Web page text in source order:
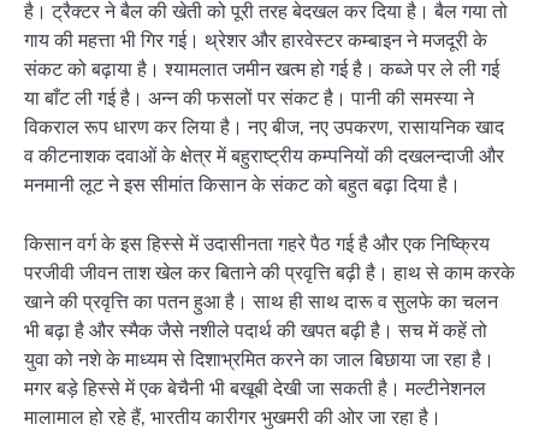
है। ट्रैक्टर ने बैल की खेती को पूरी तरह बेदखल कर दिया है। बैल गया तो
गाय की महत्ता भी गिर गई। थ्रेशर और हारवेस्टर कम्बाइन ने मजदूरी के
संकट को बढ़ाया है। श्यामलात जमीन खत्म हो गई है। कब्जे पर ले ली गई
या बाँट ली गई है। अन्न की फसलों पर संकट है। पानी की समस्या ने
विकराल रूप धारण कर लिया है। नए बीज, नए उपकरण, रासायनिक खाद
व कीटनाशक दवाओं के क्षेत्र में बहुराष्ट्रीय कम्पनियों की दखलन्दाजी और
मनमानी लूट ने इस सीमांत किसान के संकट को बहुत बढ़ा दिया है।
किसान वर्ग के इस हिस्से में उदासीनता गहरे पैठ गई है और एक निष्क्रिय
परजीवी जीवन ताश खेल कर बिताने की प्रवृत्ति बढ़ी है। हाथ से काम करके
खाने की प्रवृत्ति का पतन हुआ है। साथ ही साथ दारू व सुलफे का चलन
भी बढ़ा है और स्मैक जैसे नशीले पदार्थ की खपत बढ़ी है। सच में कहें तो
युवा को नशे के माध्यम से दिशाभ्रमित करने का जाल बिछाया जा रहा है।
मगर बड़े हिस्से में एक बेचैनी भी बखूबी देखी जा सकती है। मल्टीनेशनल
मालामाल हो रहे हैं, भारतीय कारीगर भुखमरी की ओर जा रहा है।